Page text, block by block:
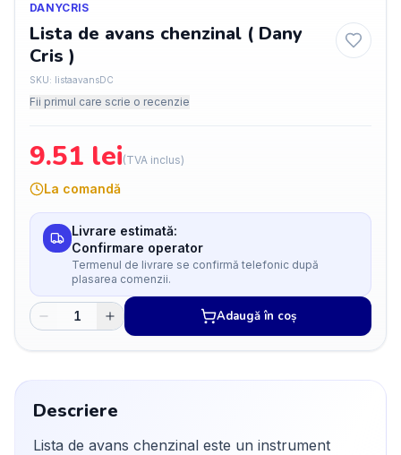
DANYCRIS
Lista de avans chenzinal ( Dany
Cris )
SKU: listaavansDC
Fii primul care scrie o recenzie
9.51 lei(TVA inclus)
La comandă
Livrare estimată:
Confirmare operator
Termenul de livrare se confirmă telefonic după
plasarea comenzii.
Adaugă în coș
Descriere
Lista de avans chenzinal este un instrument